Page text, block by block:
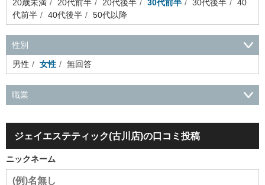
20歳未満
20代前半 20代後半 30代前半 30代後半
40
代前半
40代後半 50代以降
性別
男性
女性 無回答
職業
品
アミューズメント・エンターテイメント・ゲーム関連
容・エステ・リラクゼーション
旅行・ホテル・航空・ブライ
ダル・葬祭
音響
芸能・イベント・コンパニオン
ジェイエステティック(古川店)の口コミ投稿
ニックネーム